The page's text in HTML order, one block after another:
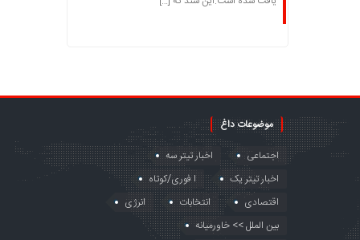
موضوعات داغ
اجتماعی
اخبار تیتر سه
اخبار تیتر یک
ا فوری/کوتاه
اقتصادی
انتخابات
انرژی
بین الملل >> خاورمیانه